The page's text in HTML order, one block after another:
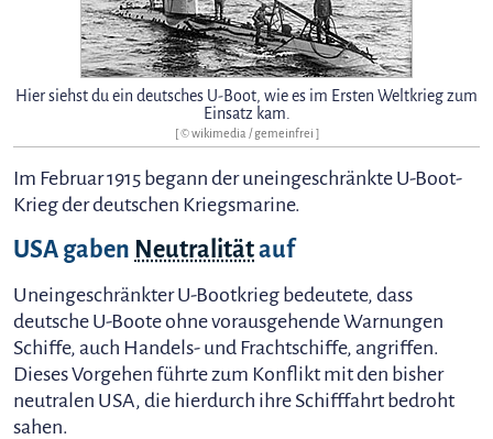
Hier siehst du ein deutsches U-Boot, wie es im Ersten Weltkrieg zum
Einsatz kam.
[ © wikimedia / gemeinfrei ]
Im Februar 1915 begann der uneingeschränkte U-Boot-
Krieg der deutschen Kriegsmarine.
USA gaben Neutralitätauf
Uneingeschränkter U-Bootkrieg bedeutete, dass
deutsche U-Boote ohne vorausgehende Warnungen
Schiffe, auch Handels- und Frachtschiffe, angriffen.
Dieses Vorgehen führte zum Konflikt mit den bisher
neutralen USA, die hierdurch ihre Schifffahrt bedroht
sahen.